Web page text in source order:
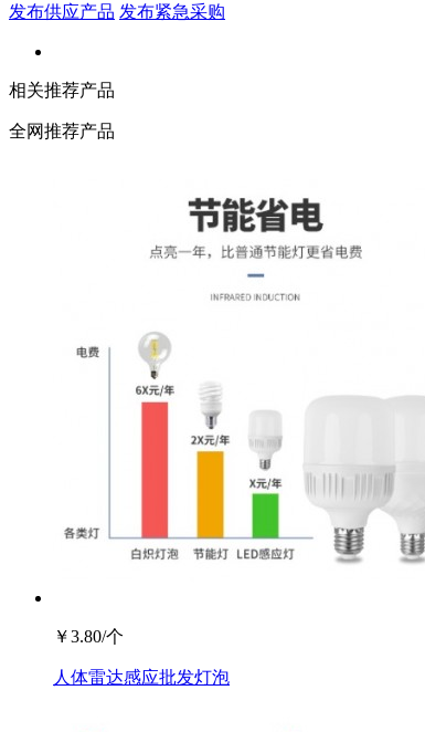
发布供应产品 发布紧急采购
相关推荐产品
全网推荐产品
￥3.80/个
人体雷达感应批发灯泡